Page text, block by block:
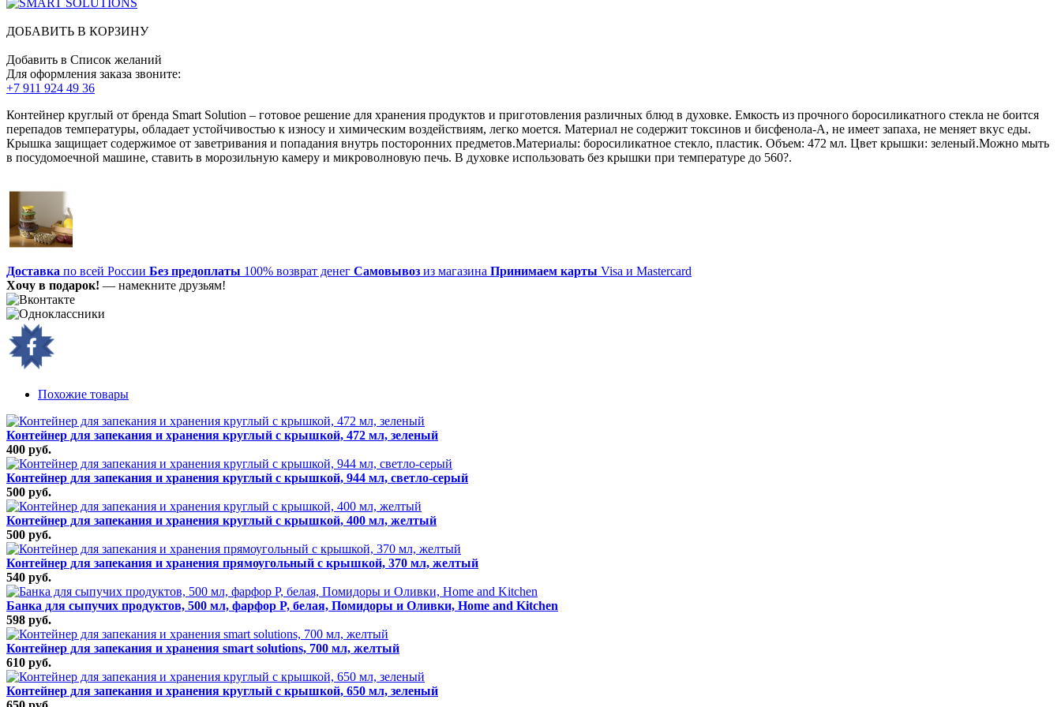
ДОБАВИТЬ В КОРЗИНУ
Добавить в Список желаний
Для оформления заказа звоните:
+7 911 924 49 36
Контейнер круглый от бренда Smart Solution – готовое решение для хранения продуктов и приготовления различных блюд в духовке. Емкость из прочного боросиликатного стекла не боится
перепадов температуры, обладает устойчивостью к износу и химическим воздействиям, легко моется. Материал не содержит токсинов и бисфенола-А, не имеет запаха, не меняет вкус еды.
Крышка защищает содержимое от заветривания и попадания внутрь посторонних предметов.Материалы: боросиликатное стекло, пластик. Объем: 472 мл. Цвет крышки: зеленый.Можно мыть
в посудомоечной машине, ставить в морозильную камеру и микроволновую печь. В духовке использовать без крышки при температуре до 560?.
Доставка по всей России Без предоплаты 100% возврат денег Самовывоз из магазина Принимаем карты Visa и Mastercard
Хочу в подарок! — намекните друзьям!
Похожие товары
Контейнер для запекания и хранения круглый с крышкой, 472 мл, зеленый
400 руб.
Контейнер для запекания и хранения круглый с крышкой, 944 мл, светло-серый
500 руб.
Контейнер для запекания и хранения круглый с крышкой, 400 мл, желтый
500 руб.
Контейнер для запекания и хранения прямоугольный с крышкой, 370 мл, желтый
540 руб.
Банка для сыпучих продуктов, 500 мл, фарфор P, белая, Помидоры и Оливки, Home and Kitchen
598 руб.
Контейнер для запекания и хранения smart solutions, 700 мл, желтый
610 руб.
Контейнер для запекания и хранения круглый с крышкой, 650 мл, зеленый